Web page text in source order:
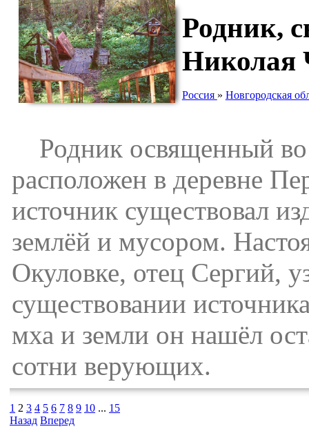
Родник,
Николая
Россия » Новгородская
Родник освященный во
расположен в деревне
источник существовал
землёй и мусором.
Окуловке, отец Сергий,
существовании
мха и земли он нашёл
сотни верующих.
1 2 3 4 5 6 7 8 9 10 ... 15
Назад Вперед